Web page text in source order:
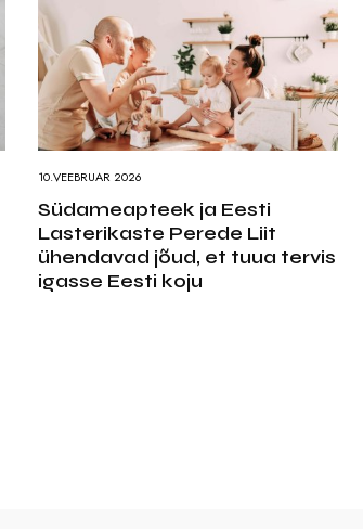
10.VEEBRUAR 2026
Südameapteek ja Eesti
Lasterikaste Perede Liit
ühendavad jõud, et tuua tervis
igasse Eesti koju